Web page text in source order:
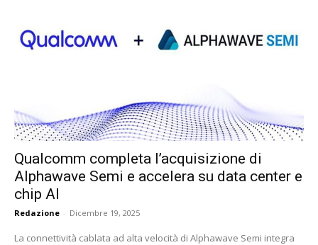
Qualcomm completa l’acquisizione di
Alphawave Semi e accelera su data center e
chip AI
Redazione - Dicembre 19, 2025
La connettività cablata ad alta velocità di Alphawave Semi integra